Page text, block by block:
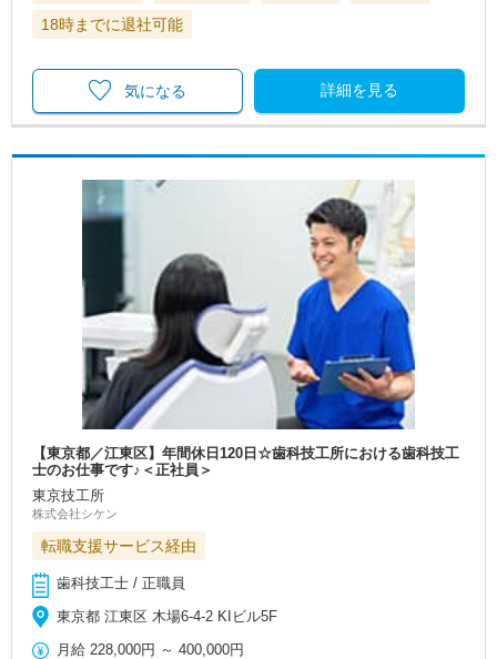
18時までに退社可能
詳細を見る
気になる
【東京都／江東区】年間休日120日☆歯科技工所における歯科技工
士のお仕事です♪＜正社員＞
東京技工所
株式会社シケン
転職支援サービス経由
歯科技工士 / 正職員
東京都 江東区 木場6-4-2 KIビル5F
月給 228,000円 ～400,000円